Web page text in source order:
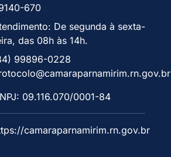
670
De segunda à sexta-
das 08h às 14h.
99896-0228
09.116.070/0001-84
camaraparnamirim.rn.gov.br